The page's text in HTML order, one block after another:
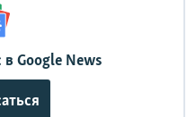
Google News